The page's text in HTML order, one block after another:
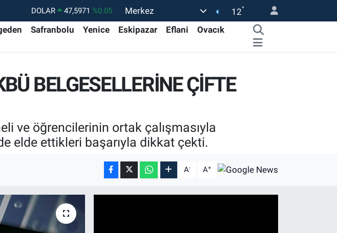
DOLAR 47,5971 %0.05
EURO
55,1336 %0.18
BİST100
13.703 %11
Merkez 12°
Safranbolu Yenice Eskipazar Eflani
Ovacık
BELGESELLERİNE ÇİFTE
ve öğrencilerinin ortak çalışmasıyla
elde ettikleri başarıyla dikkat çekti.
A- A+